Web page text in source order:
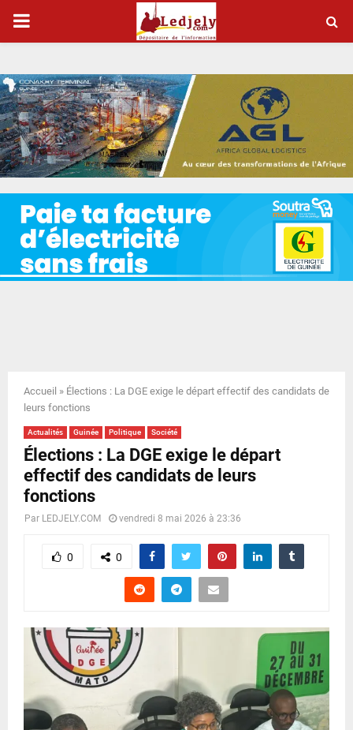
P
I
M
A
R
Y
N
U
Accueil » Élections : La DGE exige le départ effectif des candidats de
leurs fonctions
Actualités Guinée Politique Société
Élections : La DGE exige le départ
effectif des candidats de leurs
fonctions
Par LEDJELY.COM vendredi 8 mai 2026 à 23:36
0 0